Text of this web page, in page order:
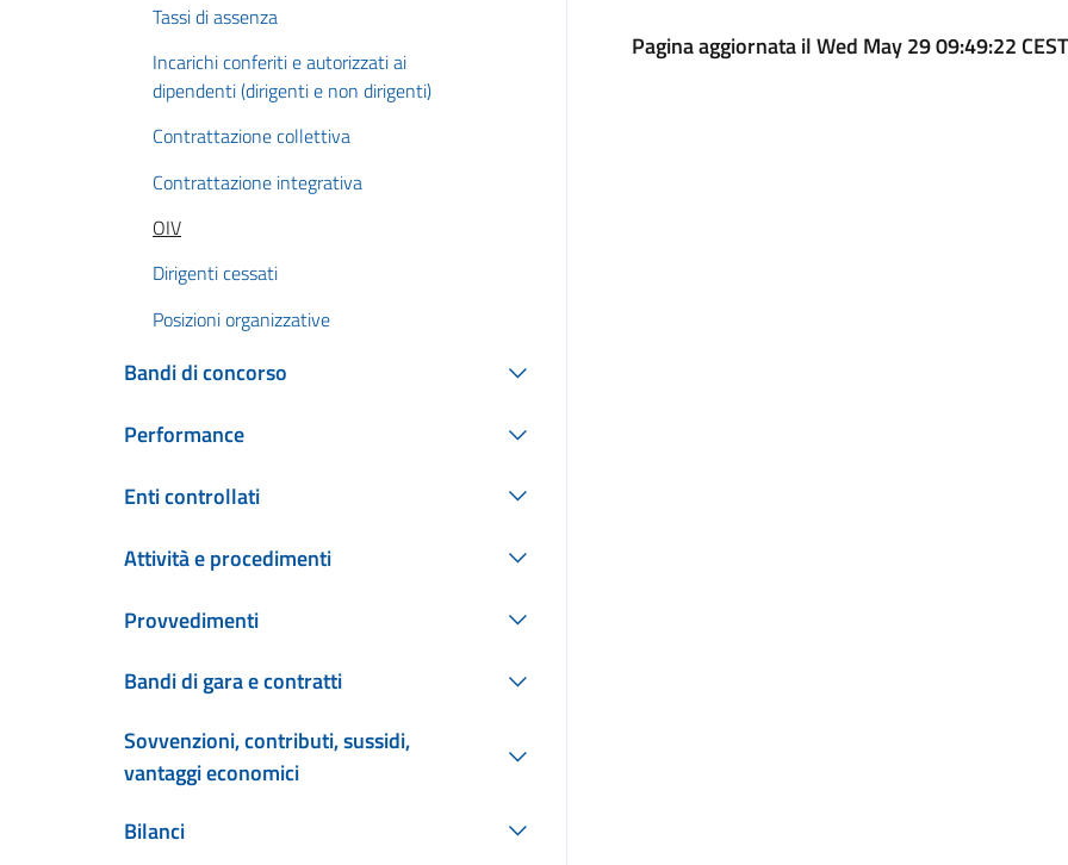
Tassi di assenza
Incarichi conferiti e autorizzati ai
dipendenti (dirigenti e non dirigenti)
Contrattazione collettiva
Contrattazione integrativa
OIV
Dirigenti cessati
Posizioni organizzative
Bandi di concorso
Performance
Enti controllati
Attività e procedimenti
Provvedimenti
Bandi di gara e contratti
Sovvenzioni, contributi, sussidi,
vantaggi economici
Bilanci
Pagina aggiornata il Wed May 29 09:49:22